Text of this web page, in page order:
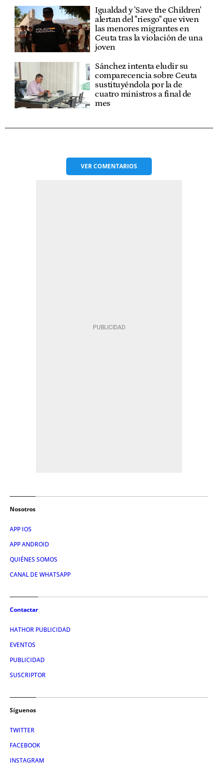
Igualdad y 'Save the Children'
alertan del "riesgo" que viven
las menores migrantes en
Ceuta tras la violación de una
joven
Sánchez intenta eludir su
comparecencia sobre Ceuta
sustituyéndola por la de
cuatro ministros a final de
mes
VERCOMENTARIOS
Nosotros
APP IOS
APP ANDROID
QUIÉNES SOMOS
CANAL DE WHATSAPP
Contactar
HATHOR PUBLICIDAD
EVENTOS
PUBLICIDAD
SUSCRIPTOR
Síguenos
TWITTER
FACEBOOK
INSTAGRAM